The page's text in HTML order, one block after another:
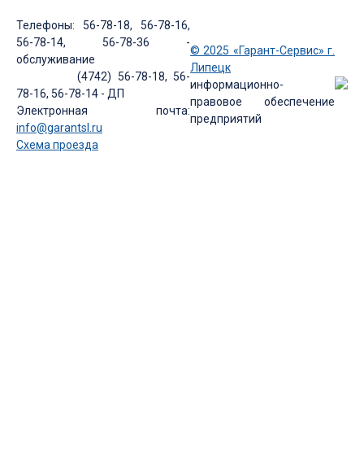
Телефоны: 56-78-18, 56-78-16,
56-78-14, 56-78-36 -
обслуживание
(4742) 56-78-18, 56-
78-16, 56-78-14 - ДП
Электронная почта:
info@garantsl.ru
Схема проезда
© 2025 «Гарант-Сервис» г.
Липецк
информационно-
правовое обеспечение
предприятий